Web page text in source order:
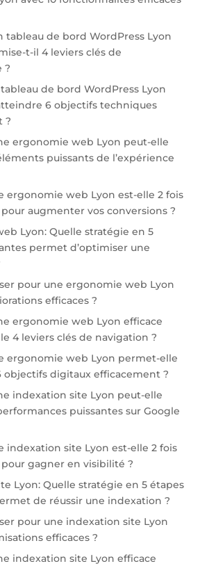
tableau de bord WordPress Lyon
t-il 4 leviers clés de
?
de bord WordPress Lyon
6 objectifs techniques
?
ergonomie web Lyon peut-elle
puissants de l’expérience
ergonomie web Lyon est-elle 2 fois
augmenter vos conversions ?
Lyon: Quelle stratégie en 5
permet d’optimiser une
pour une ergonomie web Lyon
efficaces ?
ergonomie web Lyon efficace
4 leviers clés de navigation ?
ergonomie web Lyon permet-elle
objectifs digitaux efficacement ?
indexation site Lyon peut-elle
puissantes sur Google
indexation site Lyon est-elle 2 fois
gagner en visibilité ?
Lyon: Quelle stratégie en 5 étapes
de réussir une indexation ?
pour une indexation site Lyon
efficaces ?
indexation site Lyon efficace